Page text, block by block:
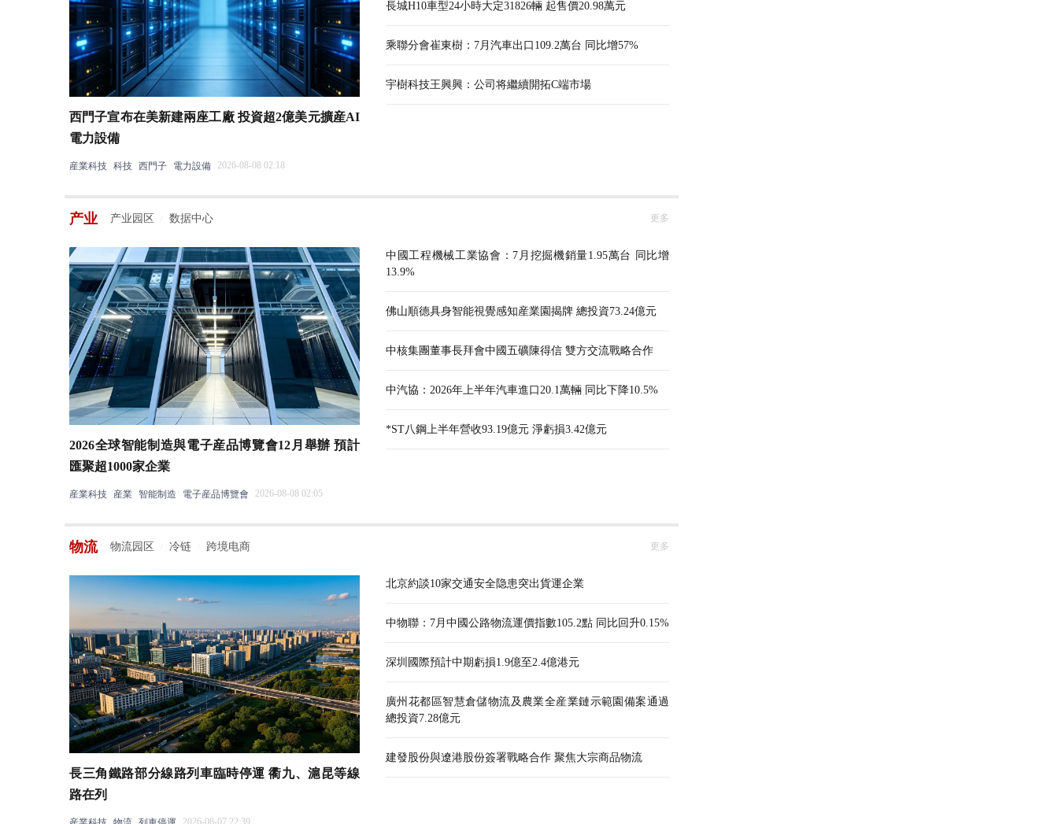
西門子宣布在美新建兩座工廠 投資超2億美元擴産AI
電力設備
産業科技 科技 西門子 電力設備 2026-08-08 02:18
長城H10車型24小時大定31826輛 起售價20.98萬元
乘聯分會崔東樹：7月汽車出口109.2萬台 同比增57%
宇樹科技王興興：公司将繼續開拓C端市場
产业 产业园区 数据中心 更多
2026全球智能制造與電子産品博覽會12月舉辦 預計
匯聚超1000家企業
産業科技 産業 智能制造 電子産品博覽會 2026-08-08 02:05
中國工程機械工業協會：7月挖掘機銷量1.95萬台 同比增
13.9%
佛山順德具身智能視覺感知産業園揭牌 總投資73.24億元
中核集團董事長拜會中國五礦陳得信 雙方交流戰略合作
中汽協：2026年上半年汽車進口20.1萬輛 同比下降10.5%
*ST八鋼上半年營收93.19億元 淨虧損3.42億元
物流 物流园区 冷链 跨境电商 更多
長三角鐵路部分線路列車臨時停運 衢九、滬昆等線
路在列
2026-08-07 22:39
北京約談10家交通安全隐患突出貨運企業
中物聯：7月中國公路物流運價指數105.2點 同比回升0.15%
深圳國際預計中期虧損1.9億至2.4億港元
廣州花都區智慧倉儲物流及農業全産業鏈示範園備案通過
總投資7.28億元
建發股份與遼港股份簽署戰略合作 聚焦大宗商品物流